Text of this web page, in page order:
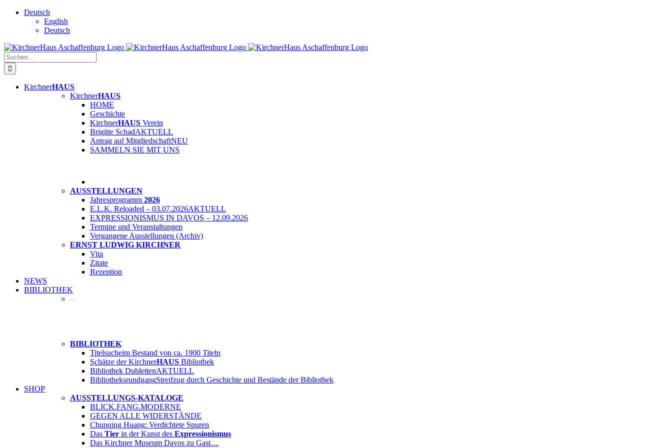
Skip
Deutsch
English
Deutsch
Suche
nach:
KirchnerHAUS
KirchnerHAUS
HOME
Geschichte
KirchnerHAUS Verein
Brigitte SchadAKTUELL
Antrag auf MitgliedschaftNEU
SAMMELN SIE MIT UNS
AUSSTELLUNGEN
Jahresprogramm 2026
E.L.K. Reloaded – 03.07.2026AKTUELL
EXPRESSIONISMUS IN DAVOS – 12.09.2026
Termine und Veranstaltungen
Vergangene Ausstellungen (Archiv)
ERNST LUDWIG KIRCHNER
Vita
Zitate
Rezeption
NEWS
BIBLIOTHEK
–
BIBLIOTHEK
Titelsucheim Bestand von ca. 1900 Titeln
Schätze der KirchnerHAUS Bibliothek
Bibliothek DublettenAKTUELL
BibliotheksrundgangStreifzug durch Geschichte und Bestände der Bibliothek
SHOP
AUSSTELLUNGS-KATALOGE
BLICK.FANG.MODERNE
GEGEN ALLE WIDERSTÄNDE
Chunqing Huang: Verdichtete Spuren
Das Tier in der Kunst des Expressionismus
Das Kirchner Museum Davos zu Gast…